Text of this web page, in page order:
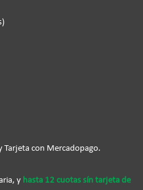
Tarjeta con Mercadopago.
y hasta 12 cuotas sín tarjeta de